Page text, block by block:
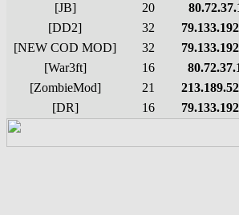
[JB]
20
[DD2]
32
[NEW COD MOD]
32
[War3ft]
16
[ZombieMod]
21
[DR]
16